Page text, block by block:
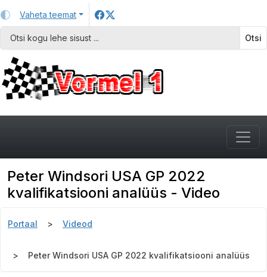
Vaheta teemat
Otsi
Peter Windsori USA GP 2022
kvalifikatsiooni analüüs - Video
Portaal Videod
Peter Windsori USA GP 2022 kvalifikatsiooni analüüs